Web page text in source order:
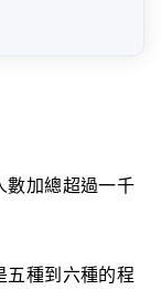
數加總超過一千
五種到六種的程